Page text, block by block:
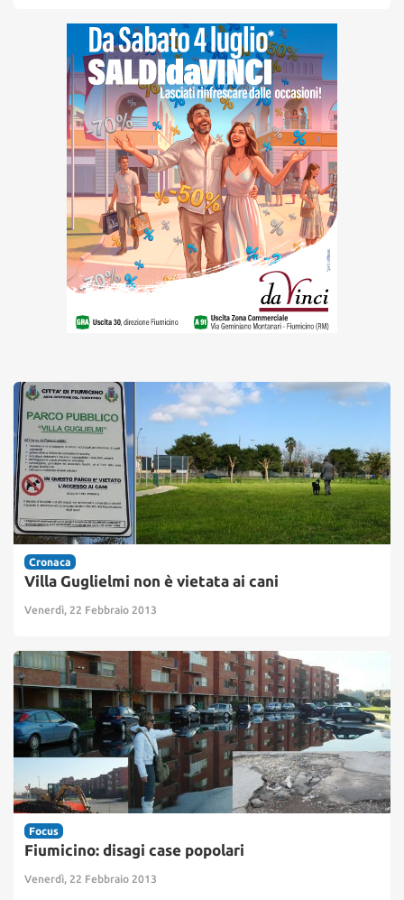
Cronaca
Villa Guglielmi non è vietata ai cani
Venerdì, 22 Febbraio 2013
Focus
Fiumicino: disagi case popolari
Venerdì, 22 Febbraio 2013